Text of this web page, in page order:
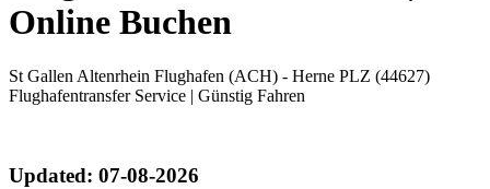
Online Buchen
St Gallen Altenrhein Flughafen (ACH) - Herne PLZ (44627)
Flughafentransfer Service | Günstig Fahren
Updated: 07-08-2026